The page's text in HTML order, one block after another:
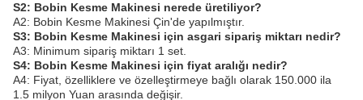
S2: Bobin Kesme Makinesi nerede üretiliyor?
A2: Bobin Kesme Makinesi Çin'de yapılmıştır.
S3: Bobin Kesme Makinesi için asgari sipariş miktarı nedir?
A3: Minimum sipariş miktarı 1 set.
S4: Bobin Kesme Makinesi için fiyat aralığı nedir?
A4: Fiyat, özelliklere ve özelleştirmeye bağlı olarak 150.000 ila
1.5 milyon Yuan arasında değişir.